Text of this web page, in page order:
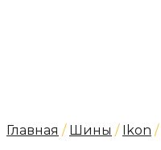
Главная / Шины / Ikon /